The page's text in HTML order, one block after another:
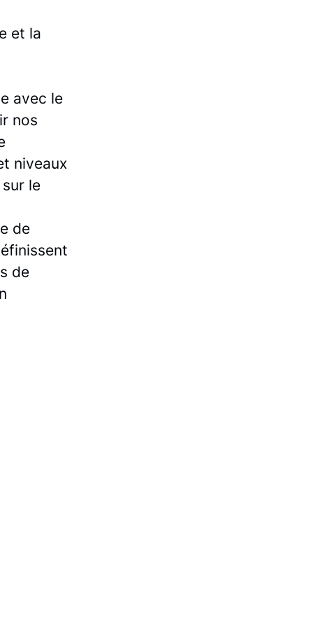
et la
avec le
nos
niveaux
le
de
de